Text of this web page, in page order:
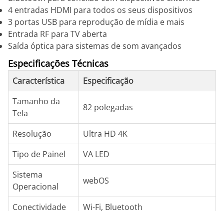
4 entradas HDMI para todos os seus dispositivos
3 portas USB para reprodução de mídia e mais
Entrada RF para TV aberta
Saída óptica para sistemas de som avançados
Especificações Técnicas
Característica
Especificação
Tamanho da
Tela
82 polegadas
Resolução
Ultra HD 4K
Tipo de Painel
VA LED
Sistema
Operacional
webOS
Conectividade Wi-Fi, Bluetooth